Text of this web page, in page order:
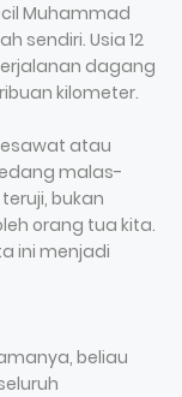
Muhammad
sendiri. Usia 12
dagang
kilometer.
atau
malas-
bukan
orang tua kita.
ini menjadi
beliau